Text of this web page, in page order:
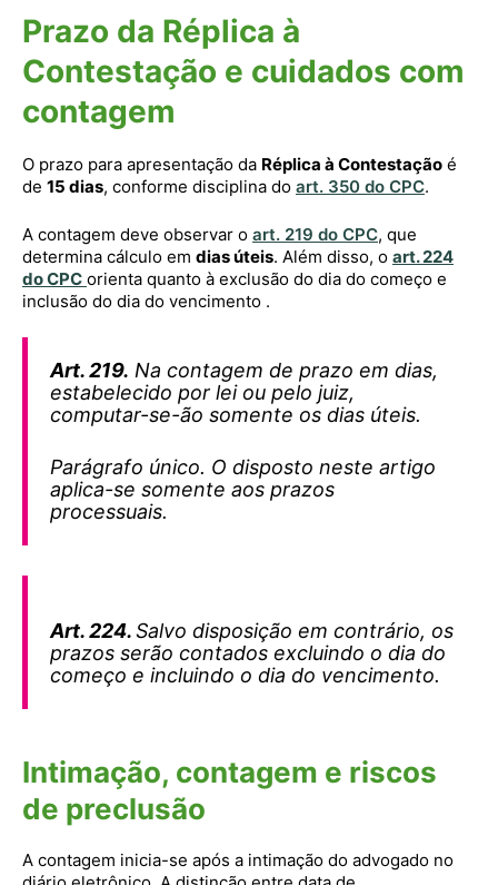
Prazo da Réplica à
Contestação e cuidados com
contagem
O prazo para apresentação da Réplica à Contestação é
de 15 dias, conforme disciplina do art. 350 do CPC.
A contagem deve observar o art. 219 do CPC, que
determina cálculo em dias úteis. Além disso, o art. 224
do CPC orienta quanto à exclusão do dia do começo e
inclusão do dia do vencimento .
Art. 219. Na contagem de prazo em dias,
estabelecido por lei ou pelo juiz,
computar-se-ão somente os dias úteis.
Parágrafo único. O disposto neste artigo
aplica-se somente aos prazos
processuais.
Art. 224.Salvo disposição em contrário, os
prazos serão contados excluindo o dia do
começo e incluindo o dia do vencimento.
Intimação, contagem e riscos
de preclusão
A contagem inicia-se após a intimação do advogado no